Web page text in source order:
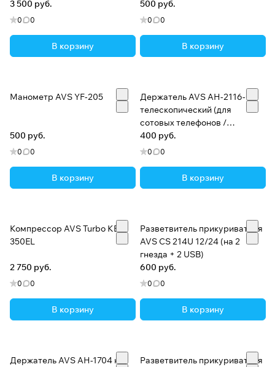
3 500 руб.
0 0
В корзину
500 руб.
0 0
В корзину
Манометр AVS YF-205
500 руб.
0 0
В корзину
Держатель AVS АН-2116-C
телескопический (для
сотовых телефонов /
КПК/GPS)
400 руб.
0 0
В корзину
Компрессор AVS Turbo KE
350EL
2 750 руб.
0 0
В корзину
Разветвитель прикуривателя
AVS CS 214U 12/24 (на 2
гнезда + 2 USB)
600 руб.
0 0
В корзину
Держатель AVS AH-1704 на
Разветвитель прикуривателя